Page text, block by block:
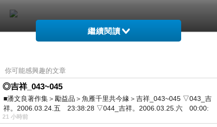
商品網址
mcode=MV92TVFFTzVWMmdNZWZLK1l4cGd
1K3UwUS81Q00ra1YwT2t6MklYVDRlbVVZPQ
==&url=https://tw.buy.yahoo.com/gdsale/gdsale
.asp?gdid=5196069
繼續閱讀
你可能感興趣的文章
◎吉祥_043~045
■潘文良著作集＞勵益品＞魚雁千里共今緣＞吉祥_043~045 ▽043_吉
祥。2006.03.24.五 23:38:28 ▽044_吉祥。2006.03.25.六 00:00:
21 小時前